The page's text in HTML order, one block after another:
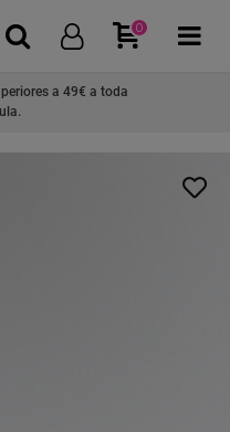
0
a 49€ a toda